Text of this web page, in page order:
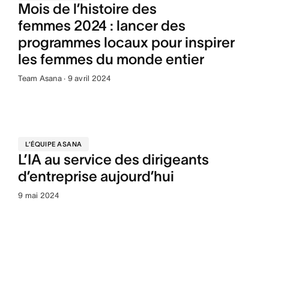
Mois de l’histoire des
femmes 2024 : lancer des
programmes locaux pour inspirer
les femmes du monde entier
Team Asana · 9 avril 2024
L’ÉQUIPE ASANA
L’IA au service des dirigeants
d’entreprise aujourd’hui
9 mai 2024